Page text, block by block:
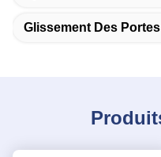
Glissement Des